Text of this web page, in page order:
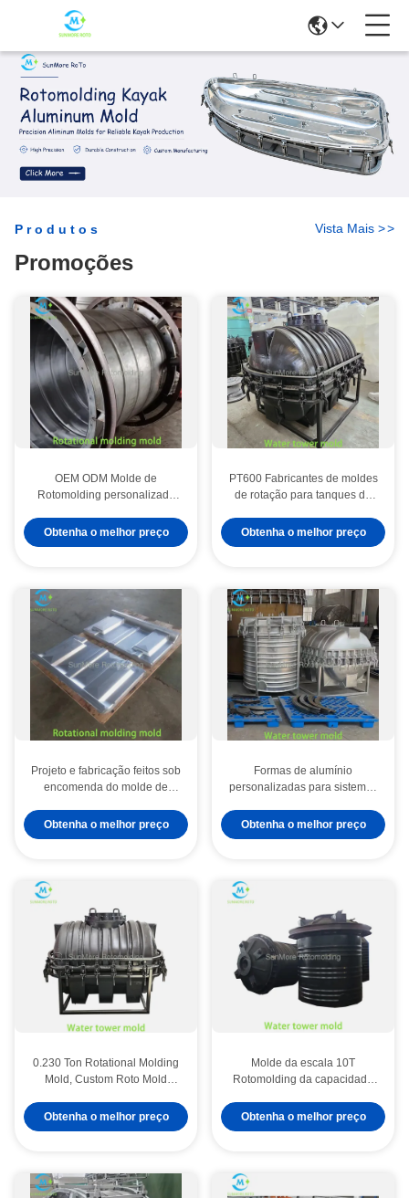
Produtos
Promoções
Vista Mais >>
OEM ODM Molde de
Rotomolding personalizado
Obtenha o melhor preço
PT600 Fabricantes de moldes
de rotação para tanques de
médio e pequeno de 0,6 T
Obtenha o melhor preço
Projeto e fabricação feitos sob
encomenda do molde de
ocos industriais
Obtenha o melhor preço
Formas de alumínio
personalizadas para sistemas
Obtenha o melhor preço
0.230 Ton Rotational Molding
Mold, Custom Roto Mold
água
Obtenha o melhor preço
Molde da escala 10T
Rotomolding da capacidade
tanque de
armazenamento/engenharia
Obtenha o melhor preço